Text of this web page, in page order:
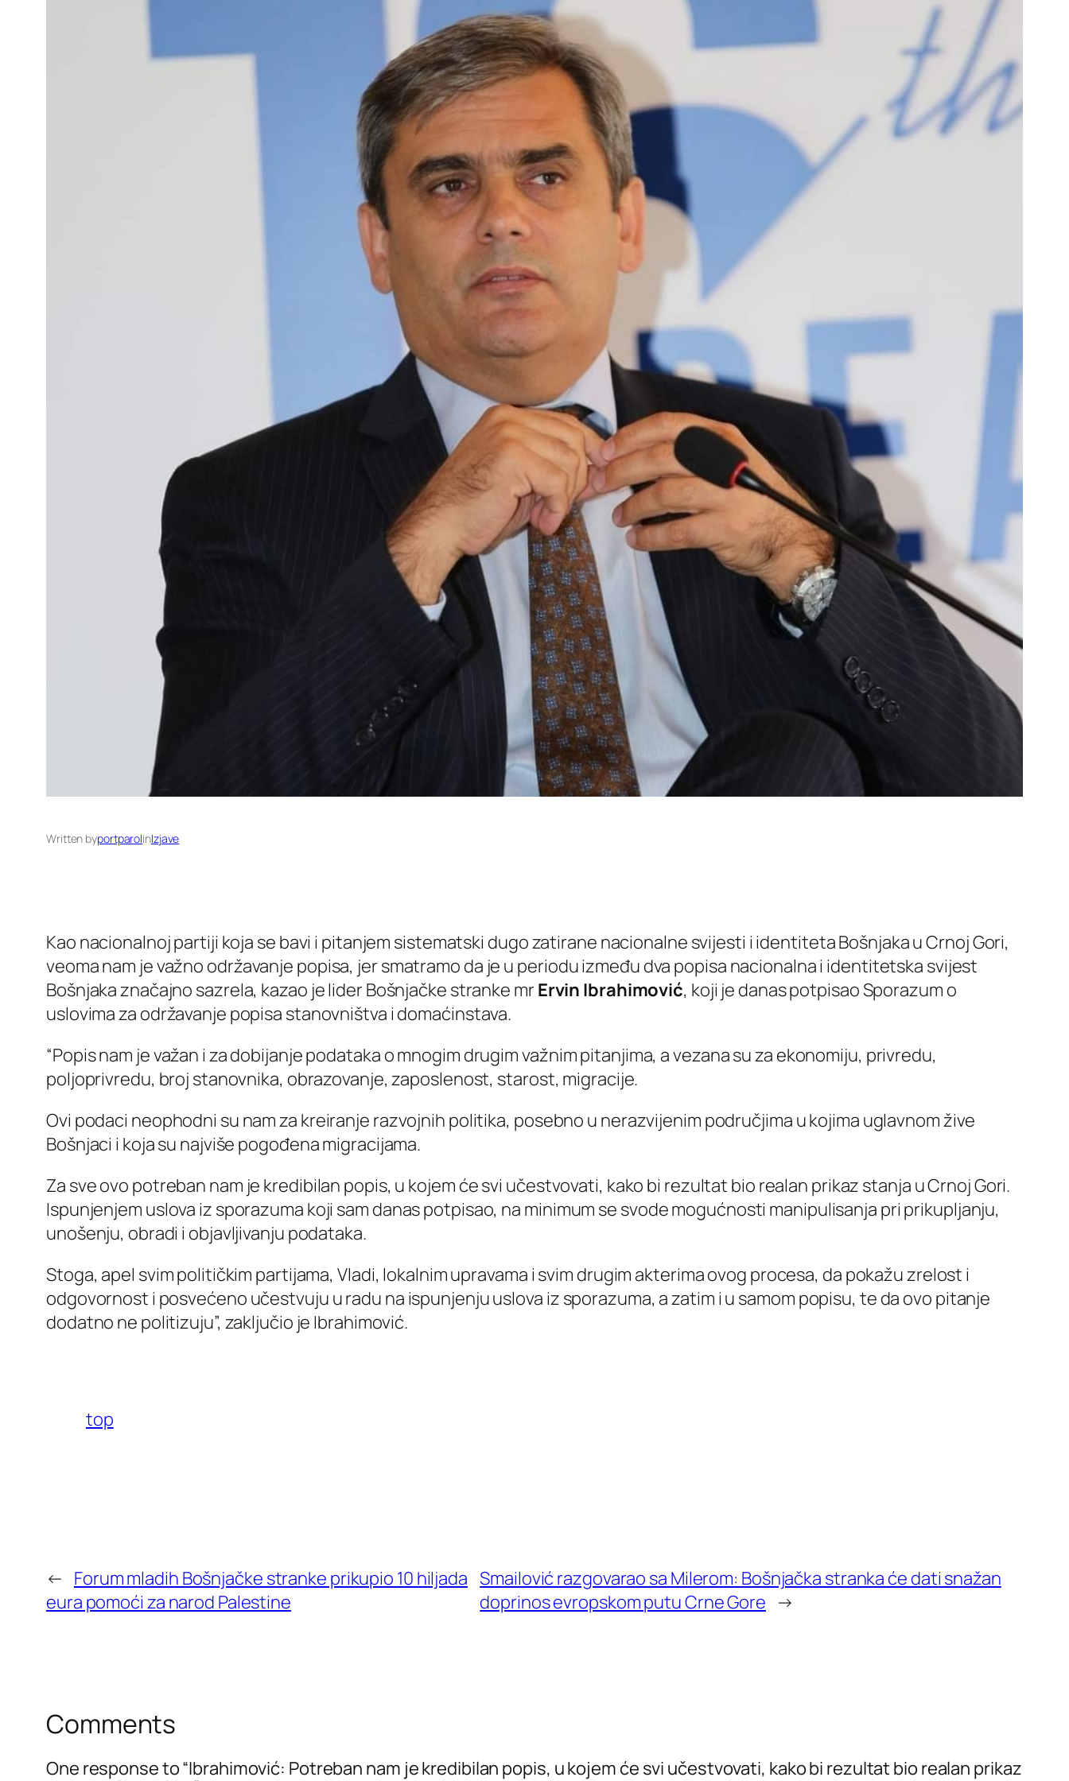
Written byportparolinIzjave
Kao nacionalnoj partiji koja se bavi i pitanjem sistematski dugo zatirane nacionalne svijesti i identiteta Bošnjaka u Crnoj Gori,
veoma nam je važno održavanje popisa, jer smatramo da je u periodu između dva popisa nacionalna i identitetska svijest
Bošnjaka značajno sazrela, kazao je lider Bošnjačke stranke mr Ervin Ibrahimović, koji je danas potpisao Sporazum o
uslovima za održavanje popisa stanovništva i domaćinstava.
“Popis nam je važan i za dobijanje podataka o mnogim drugim važnim pitanjima, a vezana su za ekonomiju, privredu,
poljoprivredu, broj stanovnika, obrazovanje, zaposlenost, starost, migracije.
Ovi podaci neophodni su nam za kreiranje razvojnih politika, posebno u nerazvijenim područjima u kojima uglavnom žive
Bošnjaci i koja su najviše pogođena migracijama.
Za sve ovo potreban nam je kredibilan popis, u kojem će svi učestvovati, kako bi rezultat bio realan prikaz stanja u Crnoj Gori.
Ispunjenjem uslova iz sporazuma koji sam danas potpisao, na minimum se svode mogućnosti manipulisanja pri prikupljanju,
unošenju, obradi i objavljivanju podataka.
Stoga, apel svim političkim partijama, Vladi, lokalnim upravama i svim drugim akterima ovog procesa, da pokažu zrelost i
odgovornost i posvećeno učestvuju u radu na ispunjenju uslova iz sporazuma, a zatim i u samom popisu, te da ovo pitanje
dodatno ne politizuju”, zaključio je Ibrahimović.
top
← Forum mladih Bošnjačke stranke prikupio 10 hiljada
eura pomoći za narod Palestine
Smailović razgovarao sa Milerom: Bošnjačka stranka će dati snažan
doprinos evropskom putu Crne Gore →
Comments
One response to “Ibrahimović: Potreban nam je kredibilan popis, u kojem će svi učestvovati, kako bi rezultat bio realan prikaz